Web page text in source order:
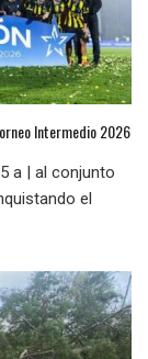
Intermedio 2026
a | al conjunto
el